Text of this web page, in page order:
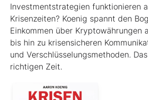
Investmentstrategien funktionieren
Krisenzeiten? Koenig spannt den
Einkommen über Kryptowährungen
bis hin zu krisensicheren
und Verschlüsselungsmethoden.
richtigen Zeit.